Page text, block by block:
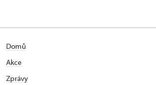
Domů
Akce
Zprávy